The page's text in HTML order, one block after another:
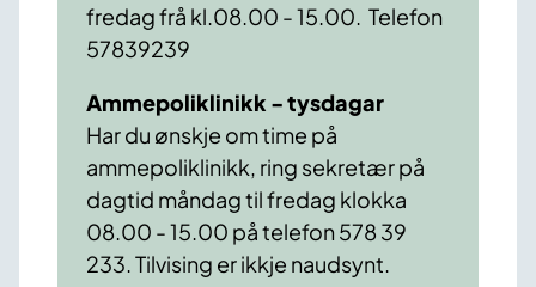
fredag frå kl.08.00 - 15.00. Telefon
57839239
Ammepoliklinikk - tysdagar
Har du ønskje om time på
ammepoliklinikk, ring sekretær på
dagtid måndag til fredag klokka
08.00 - 15.00 på telefon 578 39
233. Tilvising er ikkje naudsynt.